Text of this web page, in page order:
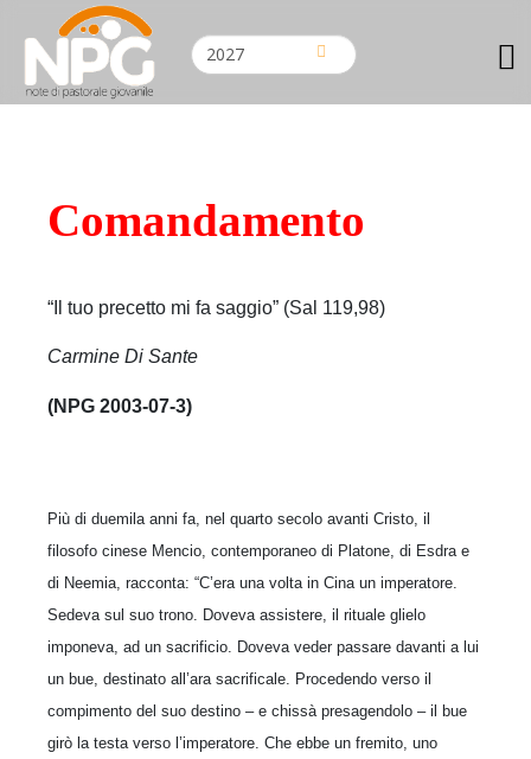
Comandamento
“Il tuo precetto mi fa saggio” (Sal 119,98)
Carmine Di Sante
(NPG 2003-07-3)
Più di duemila anni fa, nel quarto secolo avanti Cristo, il
filosofo cinese Mencio, contemporaneo di Platone, di Esdra e
di Neemia, racconta: “C’era una volta in Cina un imperatore.
Sedeva sul suo trono. Doveva assistere, il rituale glielo
imponeva, ad un sacrificio. Doveva veder passare davanti a lui
un bue, destinato all’ara sacrificale. Procedendo verso il
compimento del suo destino – e chissà presagendolo – il bue
girò la testa verso l’imperatore. Che ebbe un fremito, uno